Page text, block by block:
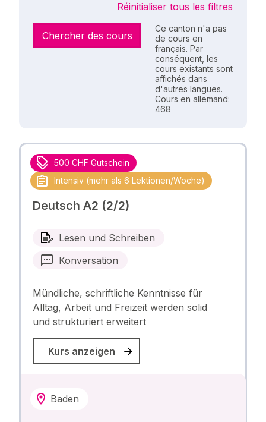
Réinitialiser tous les filtres
Chercher des cours
Ce canton n'a pas
de cours en
français. Par
conséquent, les
cours existants sont
affichés dans
d'autres langues.
Cours en allemand:
468
500 CHF Gutschein
Intensiv (mehr als 6 Lektionen/Woche)
Deutsch A2 (2/2)
Lesen und Schreiben
Konversation
Mündliche, schriftliche Kenntnisse für
Alltag, Arbeit und Freizeit werden solid
und strukturiert erweitert
Kurs anzeigen
Baden